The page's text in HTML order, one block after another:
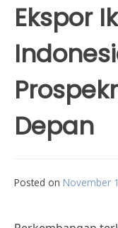
Ekspor
Depan
Posted on November